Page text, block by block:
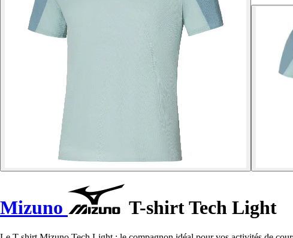
Mizuno T-shirt Tech Light